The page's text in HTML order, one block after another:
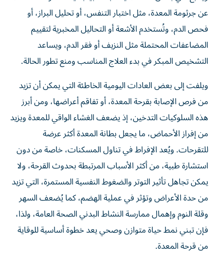
عن جرثومة المعدة، مثل اختبار التنفس، أو تحليل البراز، أو
فحص الدم، وتُستخدم الأشعة أو التحاليل المخبرية لتقييم
المضاعفات المحتملة مثل النزيف أو فقر الدم، ويساعد
التشخيص المبكر في بدء العلاج المناسب ومنع تطور الحالة.
ويلفت إلى بعض العادات اليومية الخاطئة التي يمكن أن تزيد
من فرص الإصابة بقرحة المعدة، أو تفاقم أعراضها، ومن أبرز
هذه السلوكيات التدخين، إذ يضعف الغشاء الواقي للمعدة ويزيد
من إفراز الأحماض، ما يجعل بطانة المعدة أكثر عرضة
للتقرحات. ويُعد الإفراط في تناول المسكنات، خاصة من دون
استشارة طبية، من أكثر الأسباب المرتبطة بحدوث القرحة، ولا
يمكن تجاهل تأثير التوتر والضغوط النفسية المستمرة، التي تزيد
من حدة الأعراض وتؤثر في عملية الهضم، كما يُضعف السهر
وقلة النوم وإهمال ممارسة النشاط البدني الصحة العامة، ولذا،
فإن تبني نمط حياة متوازن وصحي يعد خطوة أساسية للوقاية
من قرحة المعدة.